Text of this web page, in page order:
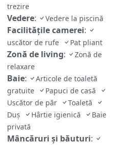
trezire
Vedere: Vedere la piscină
Facilităţile camerei:
uscător de rufe Pat pliant
Zonă de living:
Zonă de
relaxare
Baie:
Articole de toaletă
gratuite
Papuci de casă
Uscător de păr
Toaletă
Duş
Hârtie igienică
Baie
privată
Mâncăruri și băuturi: